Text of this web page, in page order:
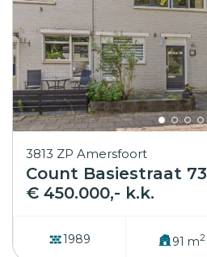
3813 ZP Amersfoort
Count Basiestraat 73
€ 450.000,- k.k.
1989 91 m2